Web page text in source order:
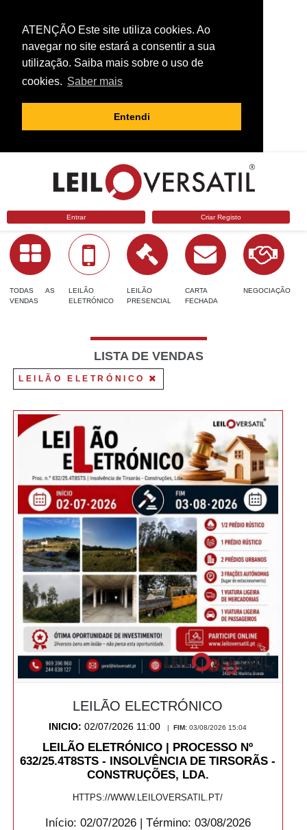
ATENÇÃO Este site utiliza cookies. Ao
navegar no site estará a consentir a sua
utilização. Saiba mais sobre o uso de
cookies. Saber mais
Entendi
Entrar Criar Registo
TODAS AS
VENDAS
LEILÃO
ELETRÓNICO
LEILÃO
PRESENCIAL
CARTA
FECHADA
NEGOCIAÇÃO
LISTA DE VENDAS
LEILÃO ELETRÓNICO
LEILÃO ELECTRÓNICO
INICIO:02/07/2026 11:00 |FIM:03/08/2026 15:04
LEILÃO ELETRÓNICO | PROCESSO Nº
632/25.4T8STS - INSOLVÊNCIA DE TIRSORÃS -
CONSTRUÇÕES, LDA.
HTTPS://WWW.LEILOVERSATIL.PT/
Início: 02/07/2026 | Término: 03/08/2026